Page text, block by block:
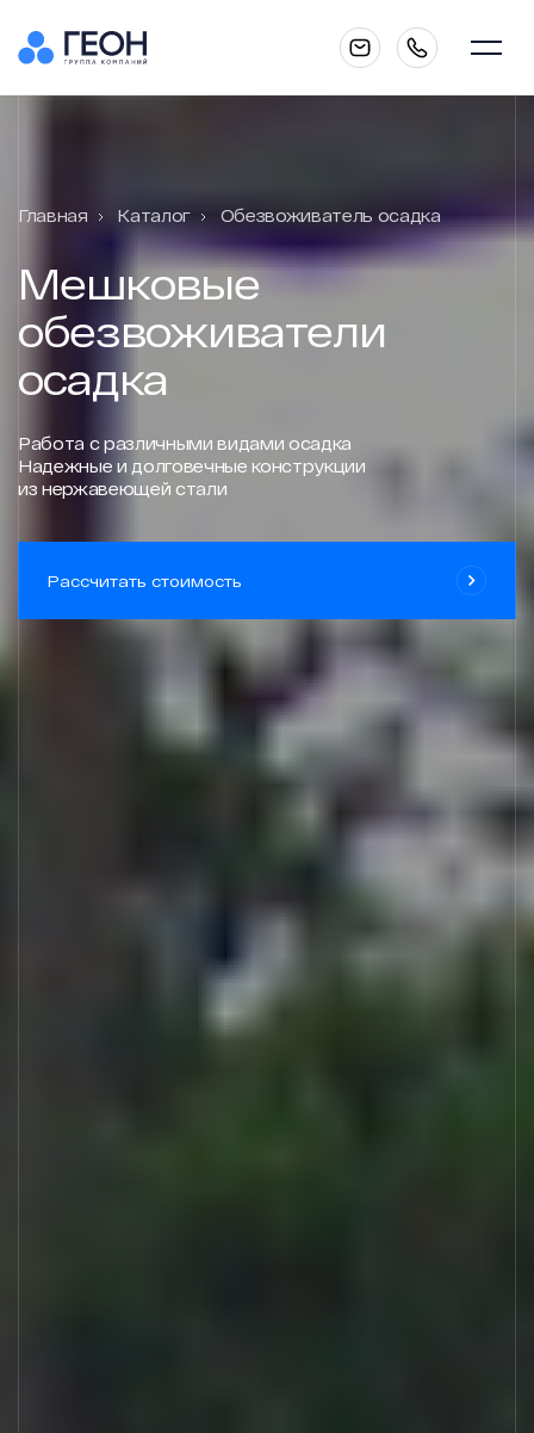
О компании
Каталог
Услуги
Проекты
Контакты
Главная Каталог Обезвоживатель осадка
Мешковые
обезвоживатели
осадка
Работа с различными видами осадка
Надежные и долговечные конструкции
из нержавеющей стали
Рассчитать стоимость